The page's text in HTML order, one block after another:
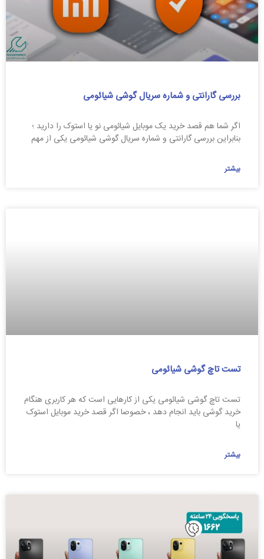
بررسی گارانتی و شماره سریال گوشی شیائومی
اگر شما هم قصد خرید یک موبایل شیائومی نو یا استوک را دارید ؛
بنابراین بررسی گارانتی و شماره سریال گوشی شیائومی یکی از مهم
بیشتر
تست تاچ گوشی شیائومی
تست تاچ گوشی شیائومی یکی از کارهایی است که هر کاربری هنگام
خرید گوشی باید انجام دهد ، خصوصا اگر قصد خرید موبایل استوک
یا
بیشتر